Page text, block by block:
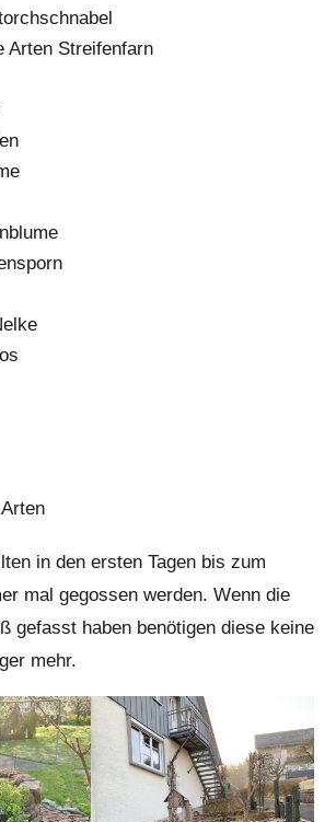
Arten Streifenfarn
in den ersten Tagen bis zum
mal gegossen werden. Wenn die
gefasst haben benötigen diese keine
mehr.